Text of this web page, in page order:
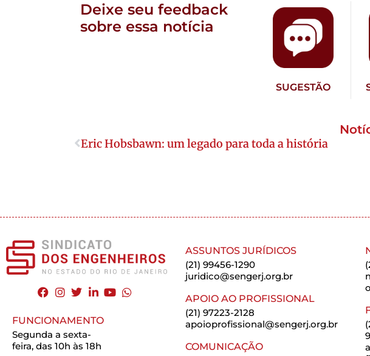
Deixe seu feedback
sobre essa notícia
SUGESTÃO
Eric Hobsbawn: um legado para toda a história
FUNCIONAMENTO
Segunda a sexta-
feira, das 10h às 18h
ASSUNTOS JURÍDICOS
(21) 99456-1290
juridico@sengerj.org.br
APOIO AO PROFISSIONAL
(21) 97223-2128
apoioprofissional@sengerj.org.br
COMUNICAÇÃO